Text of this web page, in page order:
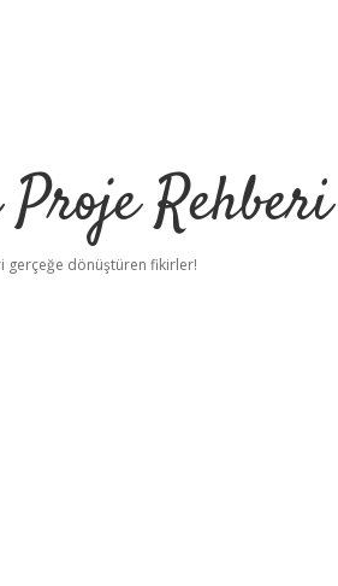
Proje Rehberi
gerçeğe dönüştüren fikirler!